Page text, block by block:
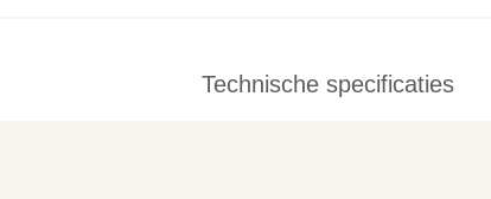
Technische specificaties